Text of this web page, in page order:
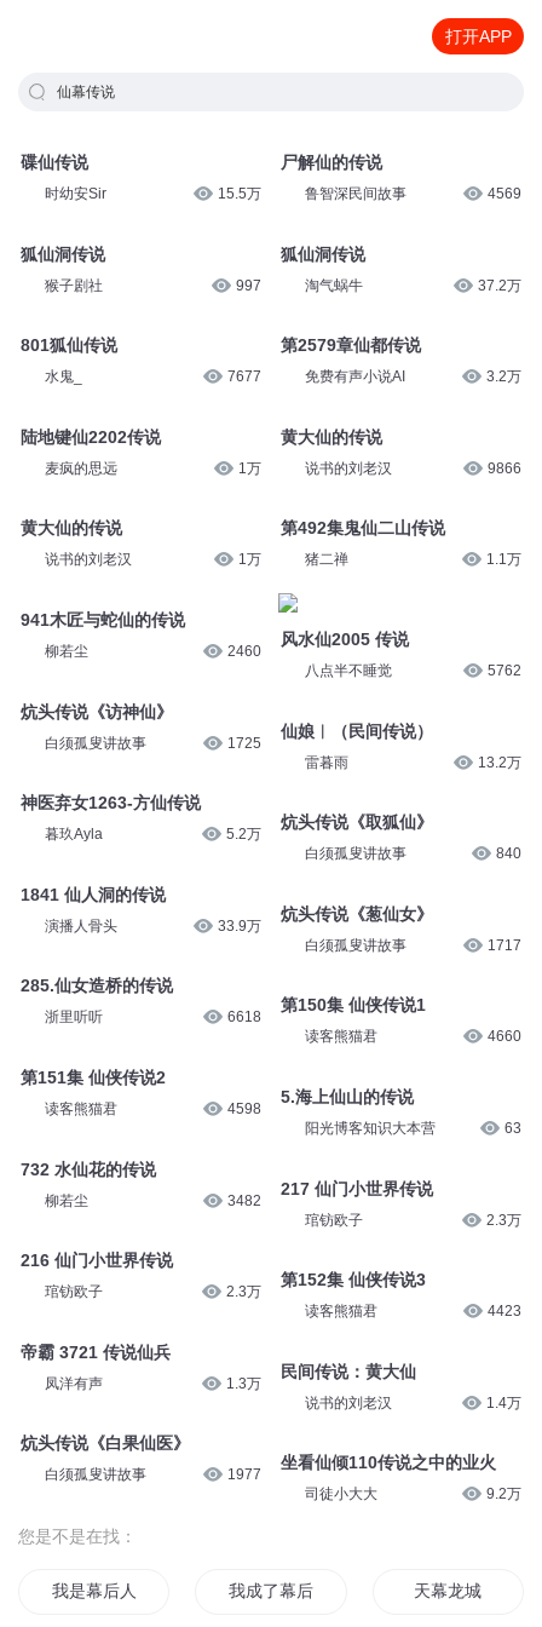
打开APP
仙幕传说
碟仙传说
时幼安Sir 15.5万
狐仙洞传说
猴子剧社 997
801狐仙传说
水鬼_ 7677
陆地键仙2202传说
麦疯的思远 1万
黄大仙的传说
说书的刘老汉 1万
941木匠与蛇仙的传说
柳若尘 2460
炕头传说《访神仙》
白须孤叟讲故事 1725
神医弃女1263-方仙传说
暮玖Ayla 5.2万
1841 仙人洞的传说
演播人骨头 33.9万
285.仙女造桥的传说
浙里听听 6618
第151集 仙侠传说2
读客熊猫君 4598
732 水仙花的传说
柳若尘 3482
216 仙门小世界传说
琯钫欧子 2.3万
帝霸 3721 传说仙兵
凤洋有声 1.3万
炕头传说《白果仙医》
白须孤叟讲故事 1977
尸解仙的传说
鲁智深民间故事 4569
狐仙洞传说
淘气蜗牛 37.2万
第2579章仙都传说
免费有声小说AI 3.2万
黄大仙的传说
说书的刘老汉 9866
第492集鬼仙二山传说
猪二禅 1.1万
风水仙2005 传说
八点半不睡觉 5762
仙娘︱（民间传说）
雷暮雨 13.2万
炕头传说《取狐仙》
白须孤叟讲故事 840
炕头传说《葱仙女》
白须孤叟讲故事 1717
第150集 仙侠传说1
读客熊猫君 4660
5.海上仙山的传说
阳光博客知识大本营 63
217 仙门小世界传说
琯钫欧子 2.3万
第152集 仙侠传说3
读客熊猫君 4423
民间传说：黄大仙
说书的刘老汉 1.4万
坐看仙倾110传说之中的业火
司徒小大大 9.2万
您是不是在找：
我是幕后人 我成了幕后大魔王 天幕龙城